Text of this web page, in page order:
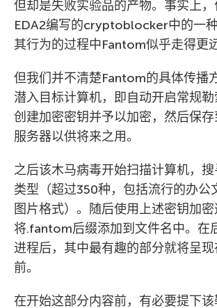
但却是失败实验品的产物。事实上
EDA2编写的cryptoblocker中的一
其行为的过程中Fantom似乎走得更
但我们并不清楚Fantom的具体传播
潜入目标计算机，即自动开启常规勒
创建加密密钥并予以加密，然后保存
服务器以供将来之用。
之后该木马病毒开始扫描计算机，
类型（超过350种，包括流行的办公
图片格式）。随后使用上述密钥加
将.fantom后缀添加到文件名中。在
进程后，其中最有趣的部分就将呈
前。
在开始这部分内容前，有必要提下